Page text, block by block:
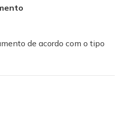
de acordo com o tipo